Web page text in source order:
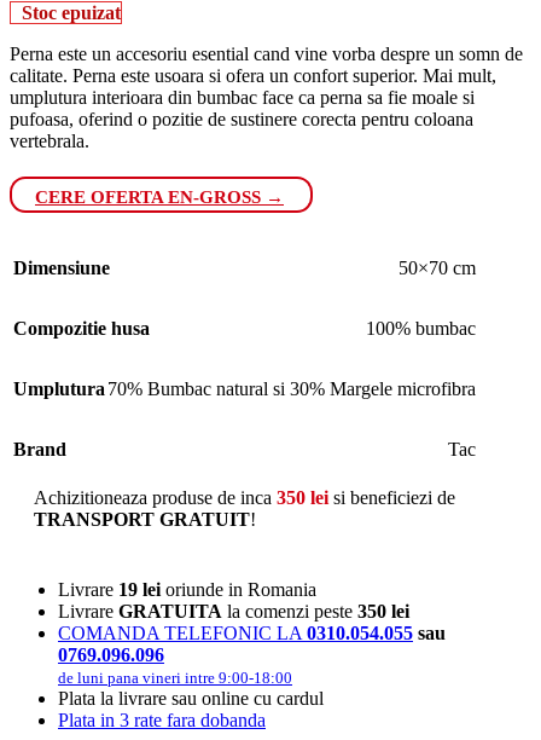
Stoc epuizat
Perna este un accesoriu esential cand vine vorba despre un somn de
calitate. Perna este usoara si ofera un confort superior. Mai mult,
umplutura interioara din bumbac face ca perna sa fie moale si
pufoasa, oferind o pozitie de sustinere corecta pentru coloana
vertebrala.
CERE OFERTA EN-GROSS →
Dimensiune 50×70 cm
Compozitie husa 100% bumbac
Umplutura 70% Bumbac natural si 30% Margele microfibra
Brand Tac
Achizitioneaza produse de inca 350 lei si beneficiezi de
TRANSPORT GRATUIT!
Livrare 19 lei oriunde in Romania
Livrare GRATUITA la comenzi peste 350 lei
COMANDA TELEFONIC LA 0310.054.055 sau
0769.096.096
de luni pana vineri intre 9:00-18:00
Plata la livrare sau online cu cardul
Plata in 3 rate fara dobanda